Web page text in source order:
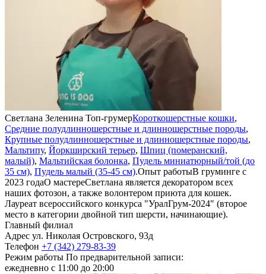
Светлана Зеленина Топ-грумерКороткошерстные кошки,
Средние полудлинношерстные и длинношерстные породы,
Крупные полудлинношерстные и длинношерстные породы,
Мальтипу, Йоркширский терьер, Шпиц (померанский,
малый), Мальтийская болонка, Пудель миниатюрный/той (до
35 см), Пудель малый (35-45 см).Опыт работыВ груминге с
2023 годаО мастереСветлана является декоратором всех
наших фотозон, а также волонтером приюта для кошек.
Лауреат всероссийского конкурса "УралГрум-2024" (второе
место в категории двойной тип шерсти, начинающие).
Главный филиал
Адрес ул. Николая Островского, 93д
Телефон +7 (342) 279-83-39
Режим работы По предварительной записи:
ежедневно с 11:00 до 20:00